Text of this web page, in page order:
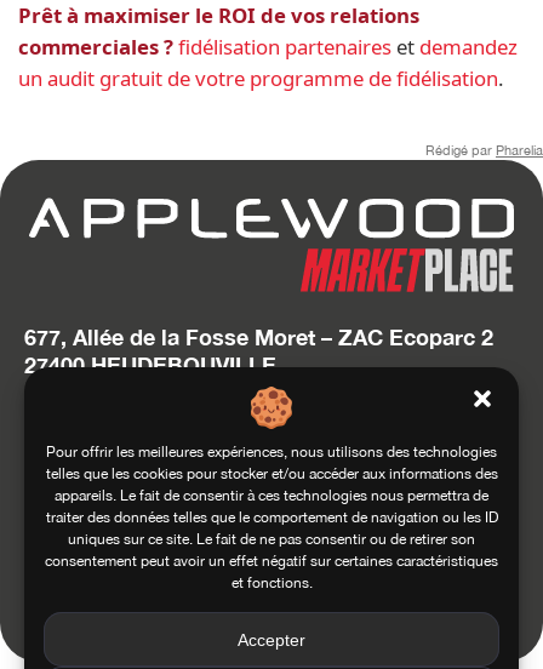
Pour offrir les meilleures expériences, nous utilisons des technologies
telles que les cookies pour stocker et/ou accéder aux informations des
appareils. Le fait de consentir à ces technologies nous permettra de
traiter des données telles que le comportement de navigation ou les ID
uniques sur ce site. Le fait de ne pas consentir ou de retirer son
consentement peut avoir un effet négatif sur certaines caractéristiques
et fonctions.
Accepter
Prêt à maximiser le ROI de vos relations
commerciales ?fidélisation partenaires et demandez
un audit gratuit de votre programme de fidélisation.
Rédigé par Pharelia
677, Allée de la Fosse Moret – ZAC Ecoparc 2
27400 HEUDEBOUVILLE
hello@applewood.fr
Accédez au site Squadra Group
Mentions légales
Politique de confidentialité